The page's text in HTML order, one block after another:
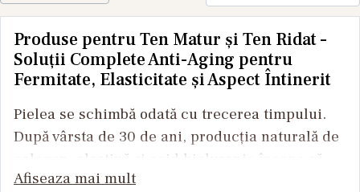
Produse pentru Ten Matur și Ten Ridat –
Soluții Complete Anti-Aging pentru
Fermitate, Elasticitate și Aspect Întinerit
Pielea se schimbă odată cu trecerea timpului.
După vârsta de 30 de ani, producția naturală de
colagen, elastină și acid hialuronic începe să
scadă treptat, iar primele riduri și linii fine
Afiseaza mai mult